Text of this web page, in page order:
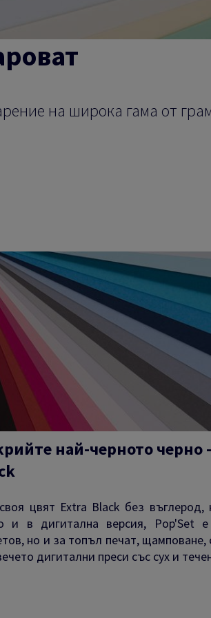
на широка гама от
най-черното черно
цвят Extra Black без въглерод,
и в дигитална версия, Pop'Set
но и за топъл печат, щамповане,
дигитални преси със сух и